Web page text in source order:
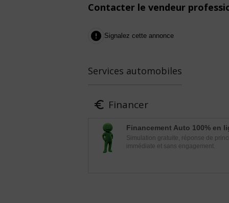
Contacter le vendeur
 Signalez cette annonce
Services automobiles
 Financer
Financement Auto 100% en
Simulation gratuite, réponse de
immédiate et sans engagement.